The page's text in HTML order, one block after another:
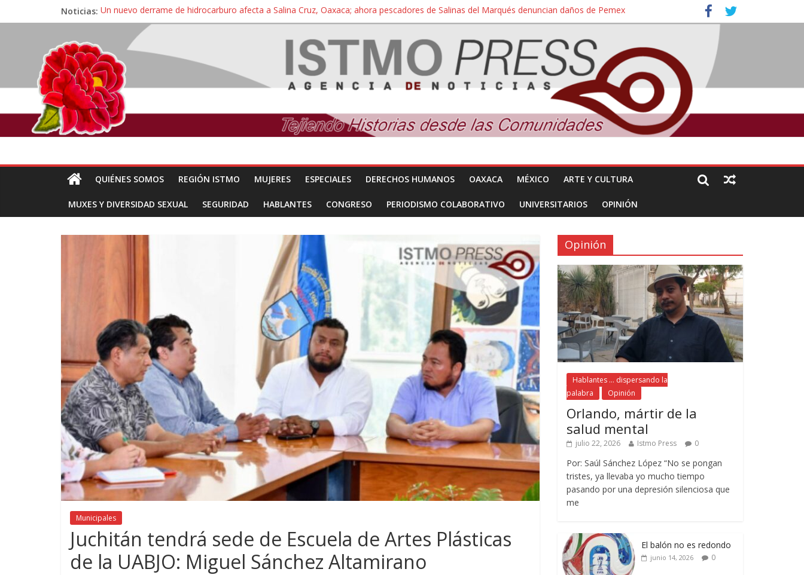
Noticias: Un nuevo derrame de hidrocarburo afecta a Salina Cruz, Oaxaca; ahora pescadores de Salinas del Marqués denuncian daños de Pemex
Ángel, el joven autista expulsado por la Universidad Bienestar de Ixtepec, Oaxaca vuelve a las aulas tras amparo
Familiares de periodista Alejandro Leyva se reúnen con titular de la SEGOB y exigen detener a los autores materiales e intelectuales de su asesinato
Alertan pescadores de Juchitán, Oaxaca de nuevo despojo de su territorio para construir un parque eólico
Pescadores y comuneros ikoots detienen la extracción ilegal de material pétreo de gravera Oyamel
QUIÉNES SOMOS REGIÓN ISTMO MUJERES ESPECIALES DERECHOS HUMANOS OAXACA MÉXICO ARTE Y CULTURA
MUXES Y DIVERSIDAD SEXUAL SEGURIDAD HABLANTES CONGRESO PERIODISMO COLABORATIVO UNIVERSITARIOS OPINIÓN
Municipales
Juchitán tendrá sede de Escuela de Artes Plásticas
de la UABJO: Miguel Sánchez Altamirano
Opinión
Hablantes ... dispersando la
palabra
Opinión
Orlando, mártir de la
salud mental
julio 22, 2026 Istmo Press 0
Por: Saúl Sánchez López “No se pongan
tristes, ya llevaba yo mucho tiempo
pasando por una depresión silenciosa que
me
El balón no es redondo
junio 14, 2026 0